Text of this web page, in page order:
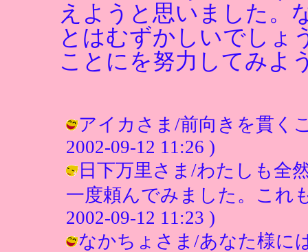
えようと思いました。
とはむずかしいでしょ
ことにを努力してみよ
アイカさま/前向きを貫く
2002-09-12 11:26 )
日下万里さま/わたしも全
一度頼んでみました。これ
2002-09-12 11:23 )
なかちょさま/あなた様に